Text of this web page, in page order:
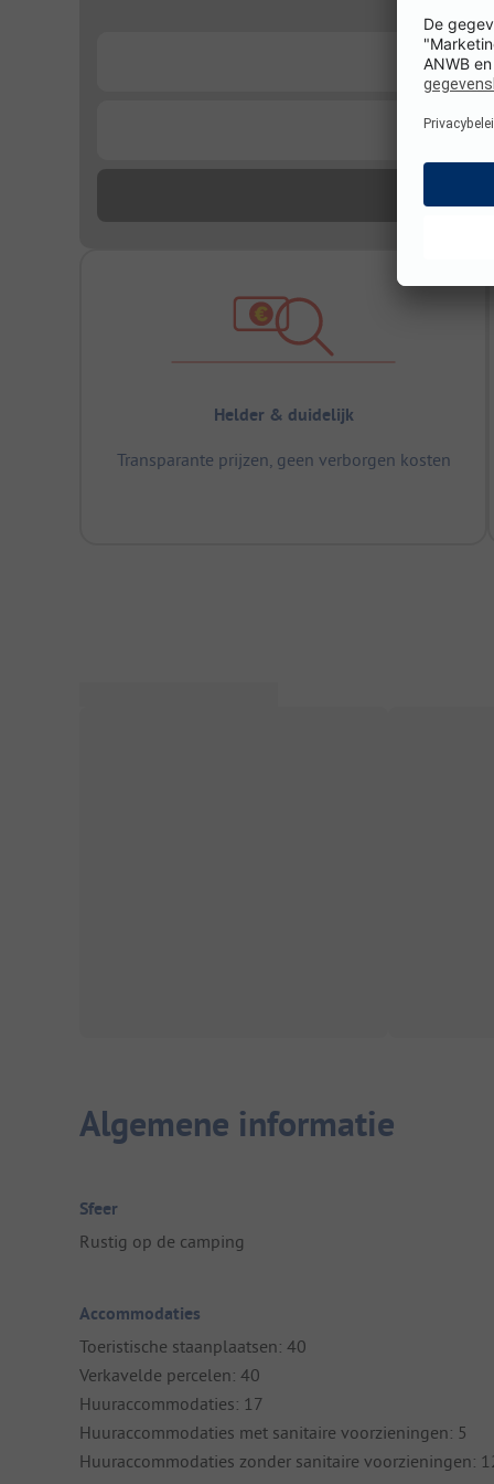
Helder & duidelijk
Transparante prijzen, geen verborgen kosten
Algemene informatie
Sfeer
Rustig op de camping
Accommodaties
Toeristische staanplaatsen: 40
Verkavelde percelen: 40
Huuraccommodaties: 17
Huuraccommodaties met sanitaire voorzieningen: 5
Huuraccommodaties zonder sanitaire voorzieningen: